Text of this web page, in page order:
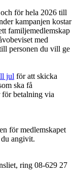
för hela 2026 till
kampanjen kostar
familjemedlemskap
med
personen du vill ge
jul för att skicka
ska få
för betalning via
för medlemskapet
angivit.
ring 08-629 27